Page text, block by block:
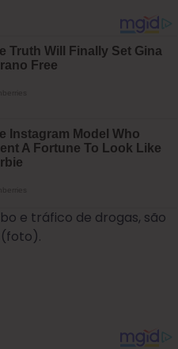
e tráfico de drogas, são
(foto).